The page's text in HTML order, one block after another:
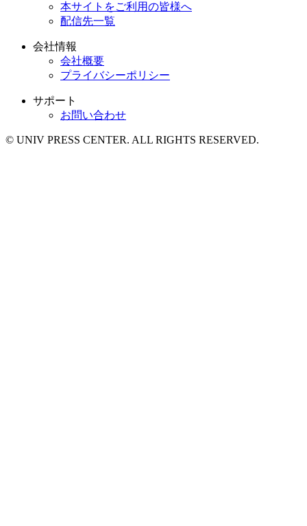
本サイトをご利用の皆様へ
配信先一覧
会社情報
会社概要
プライバシーポリシー
サポート
お問い合わせ
© UNIV PRESS CENTER. ALL RIGHTS RESERVED.